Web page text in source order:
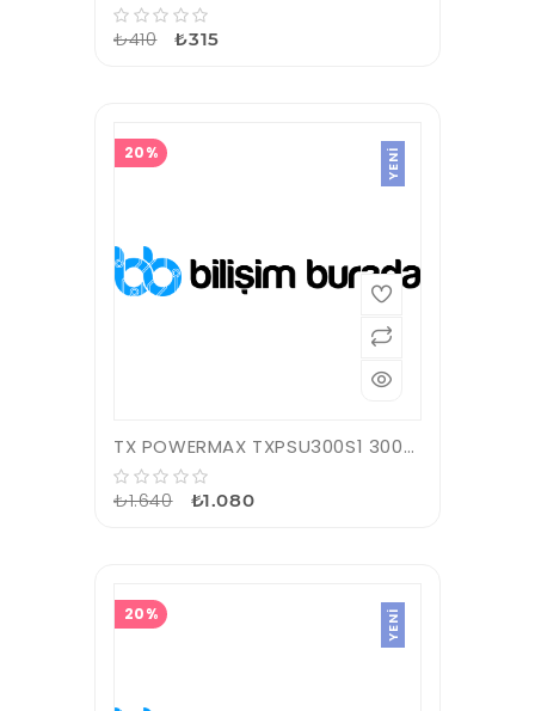
₺410 ₺315
20% YENI
TX POWERMAX TXPSU300S1 300W 120MM 2*SATA 2*IDE POWER SUPPLY
₺1.640 ₺1.080
20% YENI